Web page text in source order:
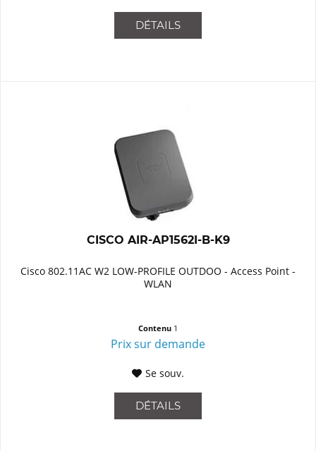
DÉTAILS
CISCO AIR-AP1562I-B-K9
Cisco 802.11AC W2 LOW-PROFILE OUTDOO - Access Point -
WLAN
Contenu 1
Prix sur demande
Se souv.
DÉTAILS